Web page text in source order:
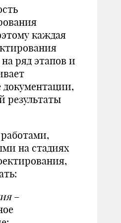
каждая
ряд этапов и
документации,
результаты
на стадиях
–